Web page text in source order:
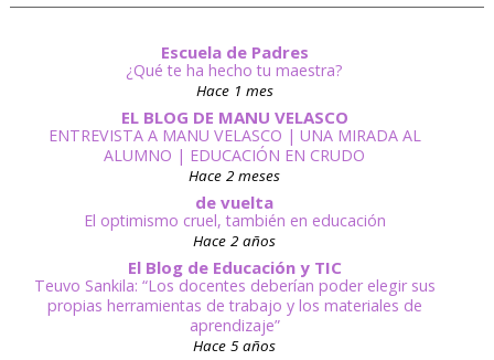
Escuela de Padres
¿Qué te ha hecho tu maestra?
Hace 1 mes
EL BLOG DE MANU VELASCO
ENTREVISTA A MANU VELASCO | UNA MIRADA AL
ALUMNO | EDUCACIÓN EN CRUDO
Hace 2 meses
de vuelta
El optimismo cruel, también en educación
Hace 2 años
El Blog de Educación y TIC
Teuvo Sankila: “Los docentes deberían poder elegir sus
propias herramientas de trabajo y los materiales de
aprendizaje”
Hace 5 años